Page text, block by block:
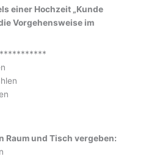
einer Hochzeit „Kunde
Vorgehensweise im
Raum und Tisch vergeben: